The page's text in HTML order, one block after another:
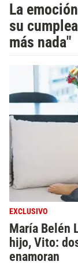
La
su
más nada"
EXCLUSIVO
María Belén
hijo, Vito:
enamoran